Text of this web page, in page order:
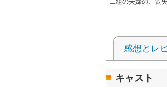
⼆組の夫婦の、喪失
感想とレ
キャスト